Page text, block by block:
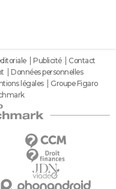
Publicité
Contact
Données personnelles
légales
Groupe Figaro